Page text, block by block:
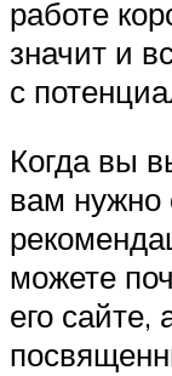
работе
значит и
с
Когда вы
вам нужно
можете
его